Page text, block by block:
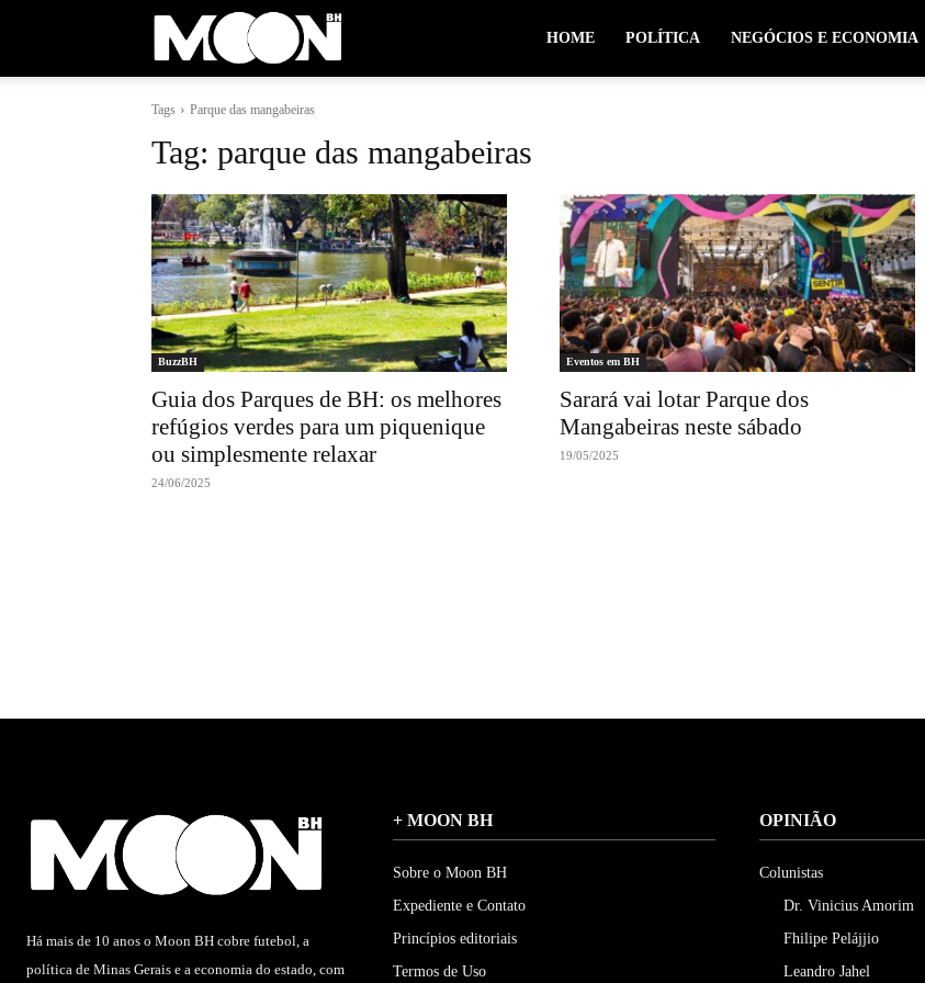
HOME POLÍTICA NEGÓCIOS E ECONOMIA
Tags Parque das mangabeiras
Tag: parque das mangabeiras
BuzzBH
Guia dos Parques de BH: os melhores
refúgios verdes para um piquenique
ou simplesmente relaxar
24/06/2025
Eventos em BH
Sarará vai lotar Parque dos
Mangabeiras neste sábado
19/05/2025
Há mais de 10 anos o Moon BH cobre futebol, a
política de Minas Gerais e a economia do estado, com
+ MOON BH
Sobre o Moon BH
Expediente e Contato
Princípios editoriais
Termos de Uso
OPINIÃO
Colunistas
Dr. Vinicius Amorim
Fhilipe Pelájjio
Leandro Jahel